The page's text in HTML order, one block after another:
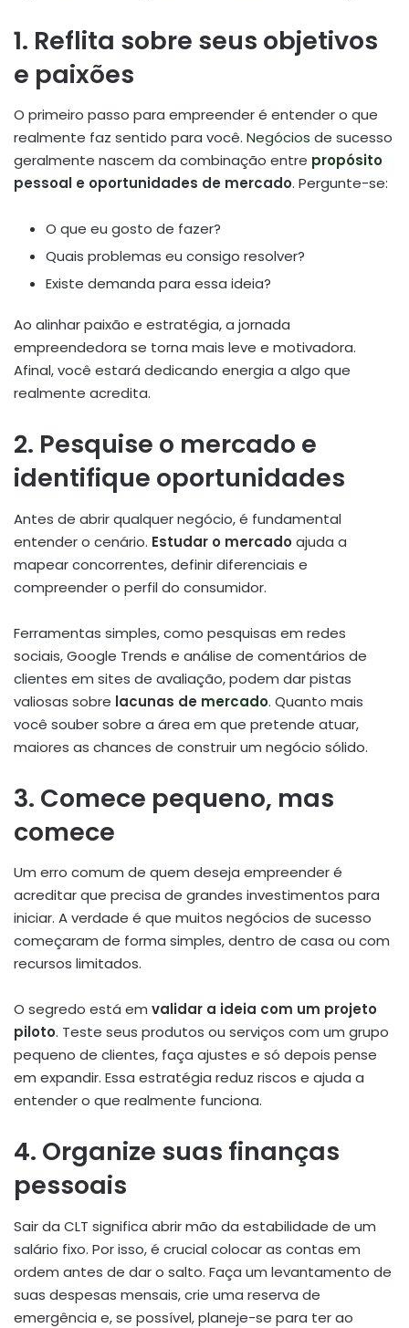
1. Reflita sobre seus objetivos
e paixões
O primeiro passo para empreender é entender o que
realmente faz sentido para você. Negócios de sucesso
geralmente nascem da combinação entre propósito
pessoal e oportunidades de mercado. Pergunte-se:
O que eu gosto de fazer?
Quais problemas eu consigo resolver?
Existe demanda para essa ideia?
Ao alinhar paixão e estratégia, a jornada
empreendedora se torna mais leve e motivadora.
Afinal, você estará dedicando energia a algo que
realmente acredita.
2. Pesquise o mercado e
identifique oportunidades
Antes de abrir qualquer negócio, é fundamental
entender o cenário. Estudar o mercado ajuda a
mapear concorrentes, definir diferenciais e
compreender o perfil do consumidor.
Ferramentas simples, como pesquisas em redes
sociais, Google Trends e análise de comentários de
clientes em sites de avaliação, podem dar pistas
valiosas sobre lacunas de mercado. Quanto mais
você souber sobre a área em que pretende atuar,
maiores as chances de construir um negócio sólido.
3. Comece pequeno, mas
comece
Um erro comum de quem deseja empreender é
acreditar que precisa de grandes investimentos para
iniciar. A verdade é que muitos negócios de sucesso
começaram de forma simples, dentro de casa ou com
recursos limitados.
O segredo está em validar a ideia com um projeto
piloto. Teste seus produtos ou serviços com um grupo
pequeno de clientes, faça ajustes e só depois pense
em expandir. Essa estratégia reduz riscos e ajuda a
entender o que realmente funciona.
4. Organize suas finanças
pessoais
Sair da CLT significa abrir mão da estabilidade de um
salário fixo. Por isso, é crucial colocar as contas em
ordem antes de dar o salto. Faça um levantamento de
suas despesas mensais, crie uma reserva de
emergência e, se possível, planeje-se para ter ao